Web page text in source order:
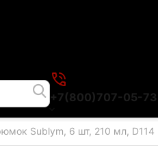
+7(800)707-05-73
Sublym, 6 шт, 210 мл,